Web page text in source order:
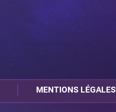
MENTIONS LÉGALES